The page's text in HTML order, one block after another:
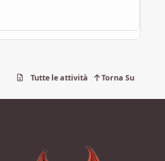
Tutte le attività Torna Su